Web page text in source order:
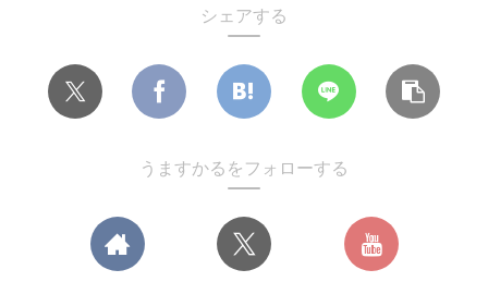
シェアする
うますかるをフォローする